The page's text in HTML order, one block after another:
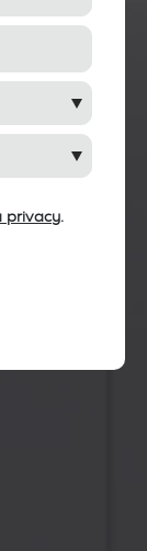
privacy.